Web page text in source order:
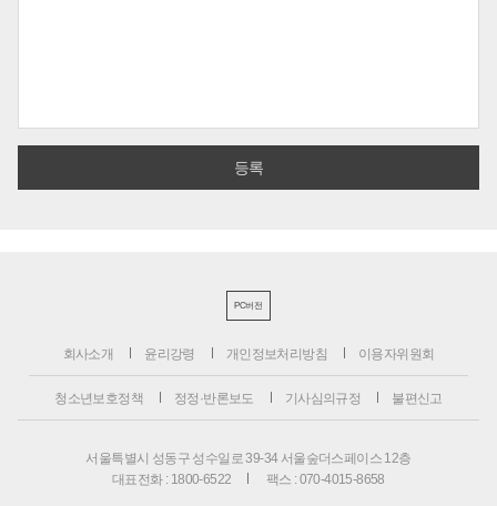
PC버전
회사소개 윤리강령 개인정보처리방침 이용자위원회
청소년보호정책 정정·반론보도 기사심의규정 불편신고
서울특별시 성동구 성수일로 39-34 서울숲더스페이스 12층
대표전화 : 1800-6522
팩스 : 070-4015-8658